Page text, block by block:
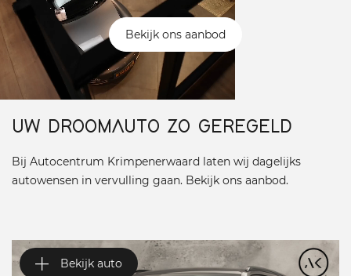
Over ons
Vacature
Contact
Bekijk ons aanbod
UW DROOMAUTO ZO GEREGELD
Bij Autocentrum Krimpenerwaard laten wij dagelijks
autowensen in vervulling gaan. Bekijk ons aanbod.
Bekijk auto